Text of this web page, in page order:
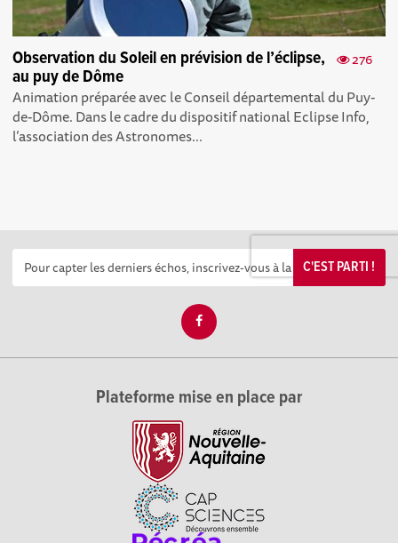
276
Observation du Soleil en prévision de l’éclipse,
au puy de Dôme
Animation préparée avec le Conseil départemental du Puy-
de-Dôme. Dans le cadre du dispositif national Eclipse Info,
l’association des Astronomes...
C'EST PARTI !
Plateforme mise en place par